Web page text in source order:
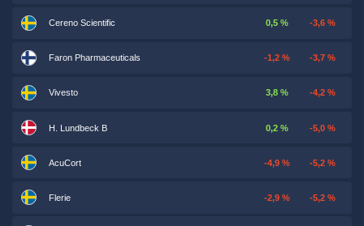
Cereno Scientific 0,5 % -3,6 %
Faron Pharmaceuticals -1,2 % -3,7 %
Vivesto 3,8 % -4,2 %
H. Lundbeck B 0,2 % -5,0 %
AcuCort -4,9 % -5,2 %
Flerie -2,9 % -5,2 %